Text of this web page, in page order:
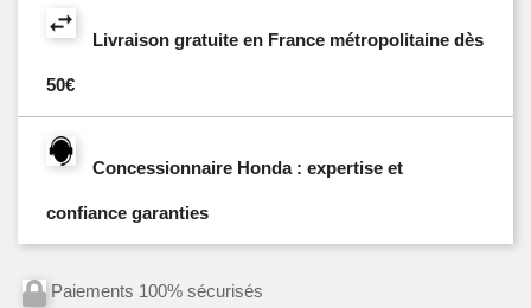
Livraison gratuite en France métropolitaine dès
50€
Concessionnaire Honda : expertise et
confiance garanties
Paiements 100% sécurisés